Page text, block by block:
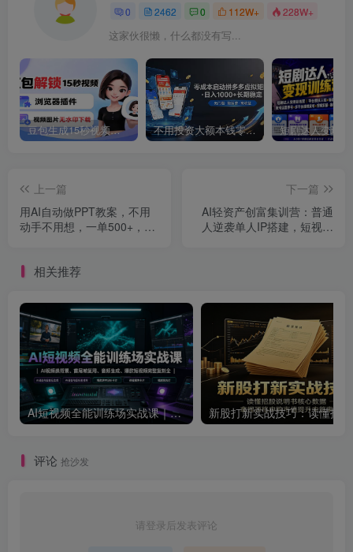
0 2462 0 112W+ 228W+
这家伙很懒，什么都没有写...
豆包生成15秒视频——浏览器插件：豆包/Dola 视频图片无水印下载 + 解锁15秒视频生成 不用投资大额本钱零成本启动，做拼多多虚拟矩阵，长期稳定！轻松维持日入 1000
上一篇
用AI自动做PPT教案，不用
动手不用想，一单500+，接
下一篇
AI轻资产创富集训营：普通
人逆袭单人IP搭建，短视频
相关推荐
AI短视频全能训练场实战课｜AI视频换背景、首尾帧复用、音频生成、爆款短视频完整复刻全套实操教学
评论 抢沙发
请登录后发表评论